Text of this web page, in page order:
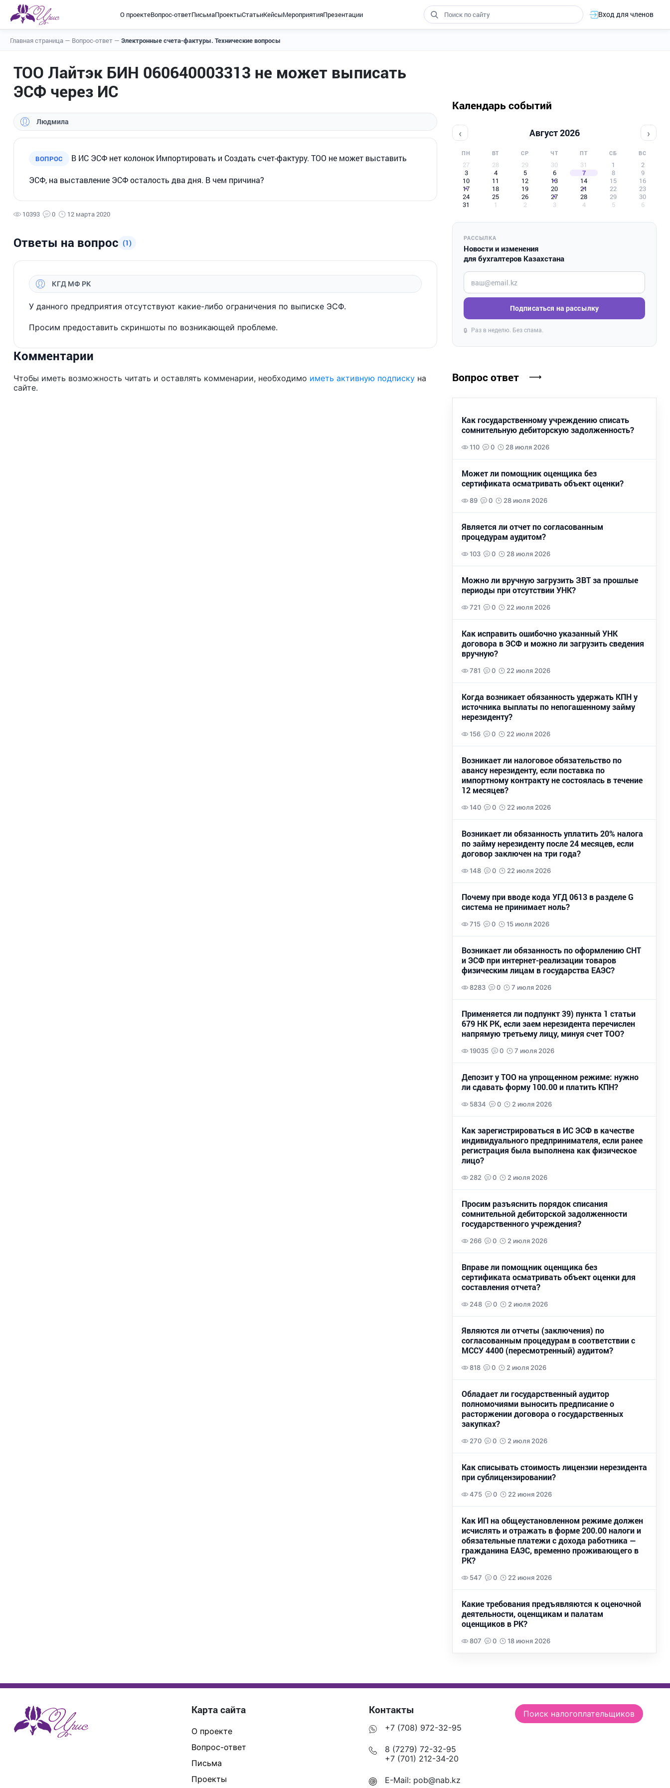
О проектеВопрос-ответПисьмаПроектыСтатьиКейсыМероприятияПрезентации Вход для членов
Главная страница — Вопрос-ответ — Электронные счета-фактуры. Технические вопросы
ТОО Лайтэк БИН 060640003313 не может выписать
ЭСФ через ИС
Людмила
ВОПРОС В ИС ЭСФ нет колонок Импортировать и Создать счет-фактуру. ТОО не может выставить
ЭСФ, на выставление ЭСФ осталость два дня. В чем причина?
10393 0 12 марта 2020
Ответы на вопрос (1)
КГД МФ РК
У данного предприятия отсутствуют какие-либо ограничения по выписке ЭСФ.
Просим предоставить скриншоты по возникающей проблеме.
Комментарии
Чтобы иметь возможность читать и оставлять комменарии, необходимо иметь активную подписку на
сайте.
Календарь событий
‹ Август 2026 ›
ПН ВТ СР ЧТ ПТ СБ ВС
27 28 29 30 31 1
2
3
4 5 6 7 8
9
10
11 12 13 14 15
16
17
18 19 20 21 22
23
24
25 26 27 28 29
30
31
1 2 3 4 5 6
РАССЫЛКА
Новости и изменения
для бухгалтеров Казахстана
Введите ваш e-mail
Подписаться на рассылку
🔒 Раз в неделю. Без спама.
Вопрос ответ
Как государственному учреждению списать
сомнительную дебиторскую задолженность?
110 0 28 июля 2026
Может ли помощник оценщика без
сертификата осматривать объект оценки?
89 0 28 июля 2026
Является ли отчет по согласованным
процедурам аудитом?
103 0 28 июля 2026
Можно ли вручную загрузить ЗВТ за прошлые
периоды при отсутствии УНК?
721 0 22 июля 2026
Как исправить ошибочно указанный УНК
договора в ЭСФ и можно ли загрузить сведения
вручную?
781 0 22 июля 2026
Когда возникает обязанность удержать КПН у
источника выплаты по непогашенному займу
нерезиденту?
156 0 22 июля 2026
Возникает ли налоговое обязательство по
авансу нерезиденту, если поставка по
импортному контракту не состоялась в течение
12 месяцев?
140 0 22 июля 2026
Возникает ли обязанность уплатить 20% налога
по займу нерезиденту после 24 месяцев, если
договор заключен на три года?
148 0 22 июля 2026
Почему при вводе кода УГД 0613 в разделе G
система не принимает ноль?
715 0 15 июля 2026
Возникает ли обязанность по оформлению СНТ
и ЭСФ при интернет-реализации товаров
физическим лицам в государства ЕАЭС?
8283 0 7 июля 2026
Применяется ли подпункт 39) пункта 1 статьи
679 НК РК, если заем нерезидента перечислен
напрямую третьему лицу, минуя счет ТОО?
19035 0 7 июля 2026
Депозит у ТОО на упрощенном режиме: нужно
ли сдавать форму 100.00 и платить КПН?
5834 0 2 июля 2026
Как зарегистрироваться в ИС ЭСФ в качестве
индивидуального предпринимателя, если ранее
регистрация была выполнена как физическое
лицо?
282 0 2 июля 2026
Просим разъяснить порядок списания
сомнительной дебиторской задолженности
государственного учреждения?
266 0 2 июля 2026
Вправе ли помощник оценщика без
сертификата осматривать объект оценки для
составления отчета?
248 0 2 июля 2026
Являются ли отчеты (заключения) по
согласованным процедурам в соответствии с
МССУ 4400 (пересмотренный) аудитом?
818 0 2 июля 2026
Обладает ли государственный аудитор
полномочиями выносить предписание о
расторжении договора о государственных
закупках?
270 0 2 июля 2026
Как списывать стоимость лицензии нерезидента
при сублицензировании?
475 0 22 июня 2026
Как ИП на общеустановленном режиме должен
исчислять и отражать в форме 200.00 налоги и
обязательные платежи с дохода работника —
гражданина ЕАЭС, временно проживающего в
РК?
547 0 22 июня 2026
Какие требования предъявляются к оценочной
деятельности, оценщикам и палатам
оценщиков в РК?
807 0 18 июня 2026
Карта сайта
О проекте
Вопрос-ответ
Письма
Проекты
Контакты
+7 (708) 972-32-95
8 (7279) 72-32-95
+7 (701) 212-34-20
E-Mail: pob@nab.kz
Поиск налогоплательщиков